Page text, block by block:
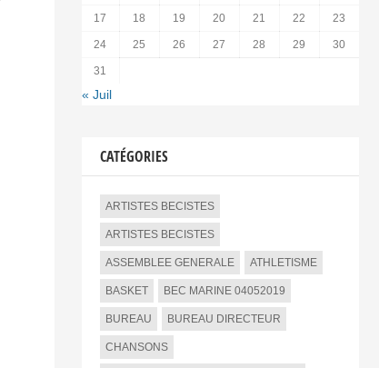
17 18 19 20 21 22 23
24 25 26 27 28 29 30
31
« Juil
CATÉGORIES
ARTISTES BECISTES
ARTISTES BECISTES
ASSEMBLEE GENERALE ATHLETISME
BASKET BEC MARINE 04052019
BUREAU BUREAU DIRECTEUR
CHANSONS